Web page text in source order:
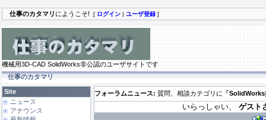
仕事のカタマリ にようこそ! [ ログイン | ユーザ登録 ]
機械用3D-CAD SolidWorks非公認のユーザサイトです
仕事のカタマリ
Site
ニュース
アナウンス
フォーラムニュース: 質問、相談カテゴリに 「
いらっしゃい、 ゲスト